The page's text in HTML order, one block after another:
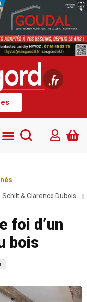
Schilt & Clarence Dubois
foi d’un
bois